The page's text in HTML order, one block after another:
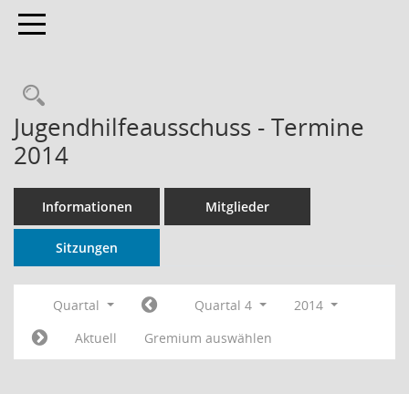
Toggle navigation
Rechercheauswahl
Jugendhilfeausschuss - Termine
2014
Informationen Mitglieder
Sitzungen
Quartal Quartal 4
2014
Aktuell
Gremium auswählen